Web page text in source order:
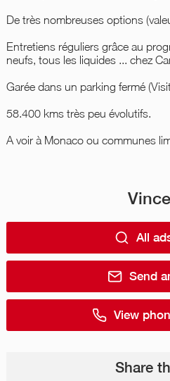
De très nombreuses options
Entretiens réguliers grâce au
neufs, tous les liquides ... chez
Garée dans un parking fermé
58.400 kms très peu évolutifs.
A voir à Monaco ou communes
All
Send
View
Share